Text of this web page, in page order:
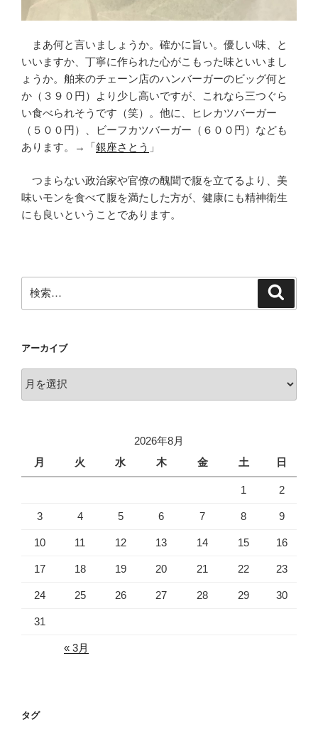
まあ何と言いましょうか。確かに旨い。優しい味、と
いいますか、丁寧に作られた心がこもった味といいまし
ょうか。舶来のチェーン店のハンバーガーのビッグ何と
か（３９０円）より少し高いですが、これなら三つぐら
い食べられそうです（笑）。他に、ヒレカツバーガー
（５００円）、ビーフカツバーガー（６００円）なども
あります。→「銀座さとう 」
つまらない政治家や官僚の醜聞で腹を立てるより、美
味いモンを食べて腹を満たした方が、健康にも精神衛生
にも良いということであります。
索:
アーカイブ
ア
ー
2026年8月
月
火 水 木 金 土 日
1 2
3 4 5 6 7 8 9
10 11 12 13 14 15 16
17 18 19 20 21 22 23
24 25 26 27 28 29 30
31
« 3月
タグ